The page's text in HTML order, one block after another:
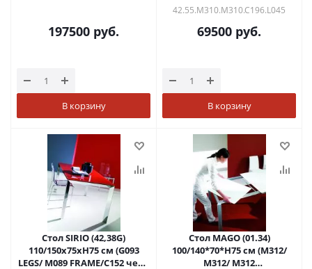
197500 руб.
В корзину
42.55.M310.M310.C196.L045
69500 руб.
В корзину
Стол SIRIO (42,38G)
110/150х75хН75 см (G093
LEGS/ M089 FRAME/C152 черн
Стол MAGO (01.34)
100/140*70*Н75 см (М312/
M312/ М312